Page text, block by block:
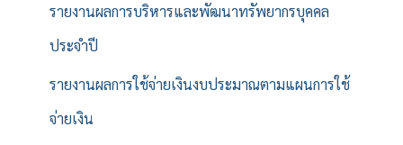
รายงานผลการบริหารและพัฒนาทรัพยากรบุคคล
ประจำปี
รายงานผลการใช้จ่ายเงินงบประมาณตามแผนการใช้
จ่ายเงิน